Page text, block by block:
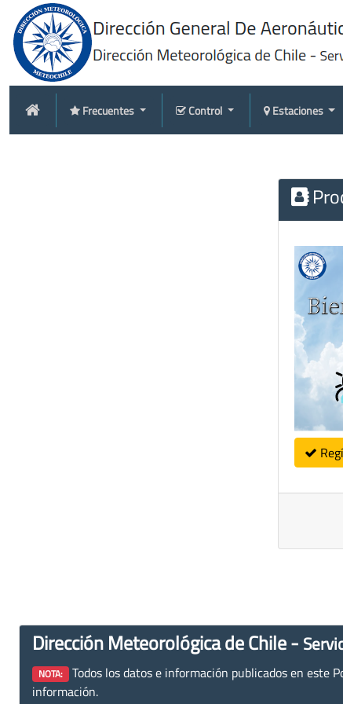
Frecuentes Control Estaciones
Dirección Meteorológica de Chile -
NOTA: Todos los datos e información publicados en este
información.